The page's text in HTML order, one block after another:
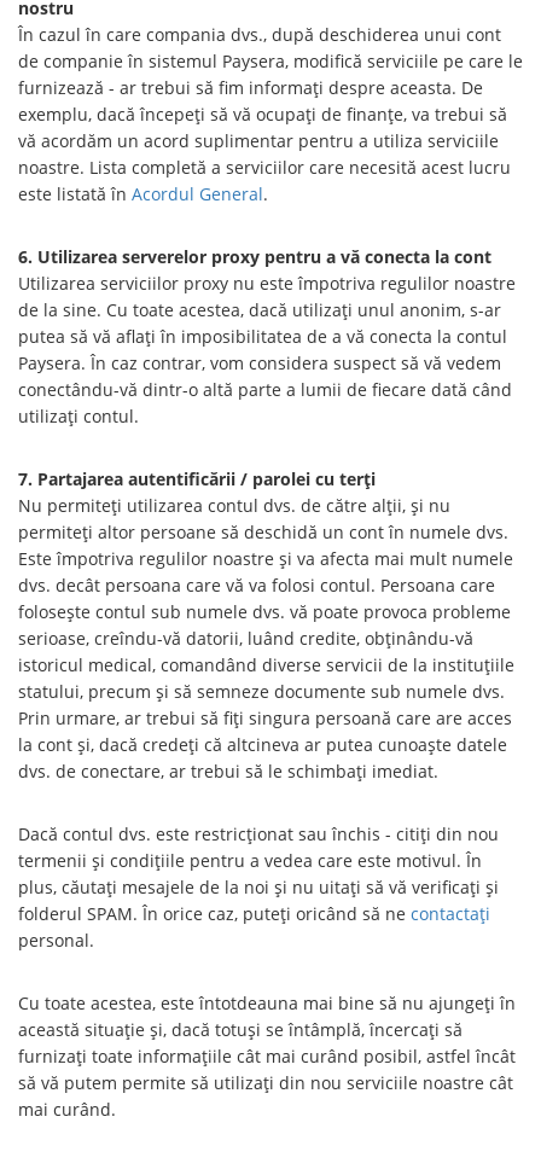
nostru
În cazul în care compania dvs., după deschiderea unui cont
de companie în sistemul Paysera, modifică serviciile pe care le
furnizează - ar trebui să fim informați despre aceasta. De
exemplu, dacă începeți să vă ocupați de finanțe, va trebui să
vă acordăm un acord suplimentar pentru a utiliza serviciile
noastre. Lista completă a serviciilor care necesită acest lucru
este listată în Acordul General.
6. Utilizarea serverelor proxy pentru a vă conecta la cont
Utilizarea serviciilor proxy nu este împotriva regulilor noastre
de la sine. Cu toate acestea, dacă utilizați unul anonim, s-ar
putea să vă aflați în imposibilitatea de a vă conecta la contul
Paysera. În caz contrar, vom considera suspect să vă vedem
conectându-vă dintr-o altă parte a lumii de fiecare dată când
utilizați contul.
7. Partajarea autentificării / parolei cu terți
Nu permiteți utilizarea contul dvs. de către alții, și nu
permiteți altor persoane să deschidă un cont în numele dvs.
Este împotriva regulilor noastre și va afecta mai mult numele
dvs. decât persoana care vă va folosi contul. Persoana care
folosește contul sub numele dvs. vă poate provoca probleme
serioase, creîndu-vă datorii, luând credite, obținându-vă
istoricul medical, comandând diverse servicii de la instituțiile
statului, precum și să semneze documente sub numele dvs.
Prin urmare, ar trebui să fiți singura persoană care are acces
la cont și, dacă credeți că altcineva ar putea cunoaște datele
dvs. de conectare, ar trebui să le schimbați imediat.
Dacă contul dvs. este restricționat sau închis - citiți din nou
termenii și condițiile pentru a vedea care este motivul. În
plus, căutați mesajele de la noi și nu uitați să vă verificați și
folderul SPAM. În orice caz, puteți oricând să ne contactați
personal.
Cu toate acestea, este întotdeauna mai bine să nu ajungeți în
această situație și, dacă totuși se întâmplă, încercați să
furnizați toate informațiile cât mai curând posibil, astfel încât
să vă putem permite să utilizați din nou serviciile noastre cât
mai curând.